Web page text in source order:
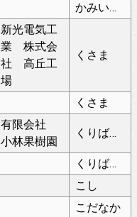
かみいまい
新光電気工
業 株式会
社 高丘工
場
くさま
くさま
有限会社
小林果樹園
くりばやし
くりばやし
こし
こだなか